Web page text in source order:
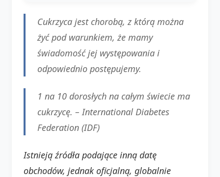
Cukrzyca jest chorobą, z którą można
żyć pod warunkiem, że mamy
świadomość jej występowania i
odpowiednio postępujemy.
1 na 10 dorosłych na całym świecie ma
cukrzycę. – International Diabetes
Federation (IDF)
Istnieją źródła podające inną datę
obchodów, jednak oficjalną, globalnie